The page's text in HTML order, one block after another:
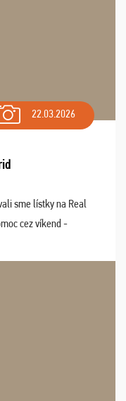
22.03.2026
sme lístky na Real
cez víkend -
štadión Barnabéu ...